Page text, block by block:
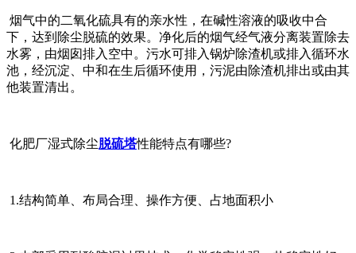
烟气中的二氧化硫具有的亲水性，在碱性溶液的吸收中合
下，达到除尘脱硫的效果。净化后的烟气经气液分离装置除去
水雾，由烟囱排入空中。污水可排入锅炉除渣机或排入循环水
池，经沉淀、中和在生后循环使用，污泥由除渣机排出或由其
他装置清出。
化肥厂湿式除尘脱硫塔性能特点有哪些?
1.结构简单、布局合理、操作方便、占地面积小